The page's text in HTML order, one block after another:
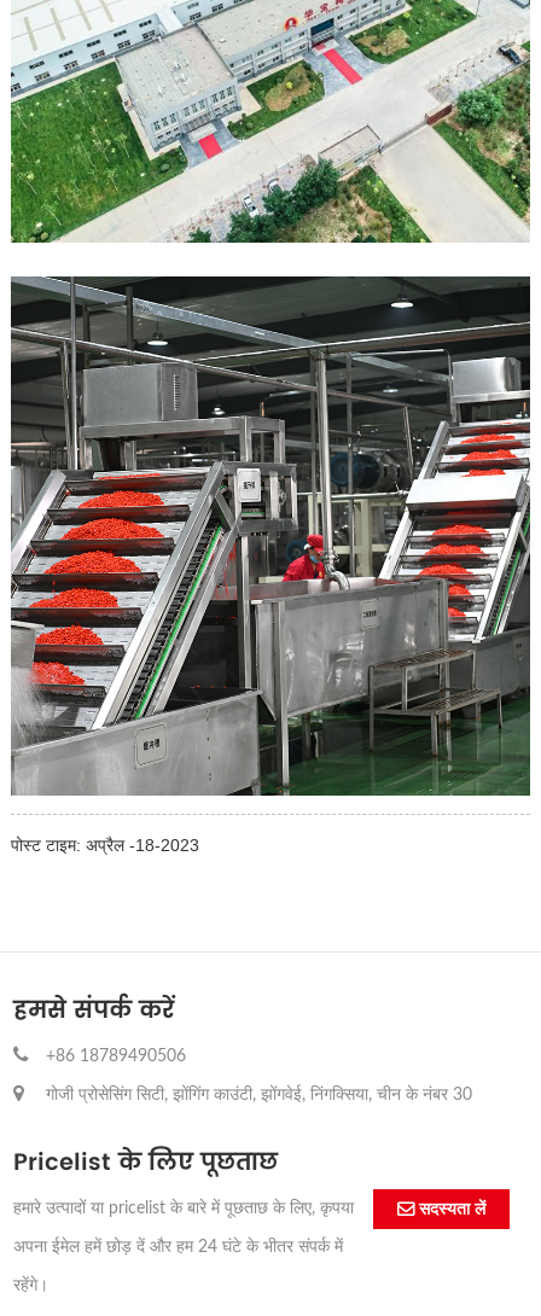
पोस्ट टाइम: अप्रैल -18-2023
हमसे संपर्क करें
+86 18789490506
गोजी प्रोसेसिंग सिटी, झोंगिंग काउंटी, झोंगवेई, निंगक्सिया, चीन के नंबर 30
Pricelist के लिए पूछताछ
हमारे उत्पादों या pricelist के बारे में पूछताछ के लिए, कृपया
अपना ईमेल हमें छोड़ दें और हम 24 घंटे के भीतर संपर्क में
रहेंगे।
सदस्यता लें